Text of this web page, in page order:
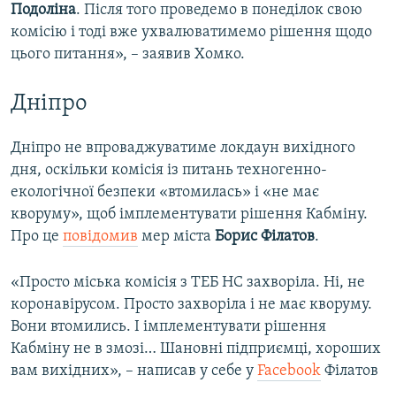
Подоліна. Після того проведемо в понеділок свою
комісію і тоді вже ухвалюватимемо рішення щодо
цього питання», – заявив Хомко.
Дніпро
Дніпро не впроваджуватиме локдаун вихідного
дня, оскільки комісія із питань техногенно-
екологічної безпеки «втомилась» і «не має
кворуму», щоб імплементувати рішення Кабміну.
Про це повідомив мер міста Борис Філатов.
«Просто міська комісія з ТЕБ НС захворіла. Ні, не
коронавірусом. Просто захворіла і не має кворуму.
Вони втомились. І імплементувати рішення
Кабміну не в змозі… Шановні підприємці, хороших
вам вихідних», – написав у себе у Facebook Філатов